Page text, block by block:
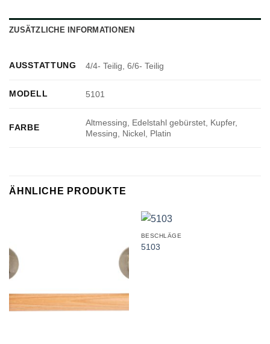
ZUSÄTZLICHE INFORMATIONEN
AUSSTATTUNG 4/4- Teilig, 6/6- Teilig
MODELL 5101
FARBE
Altmessing, Edelstahl gebürstet, Kupfer,
Messing, Nickel, Platin
ÄHNLICHE PRODUKTE
BESCHLÄGE
5103